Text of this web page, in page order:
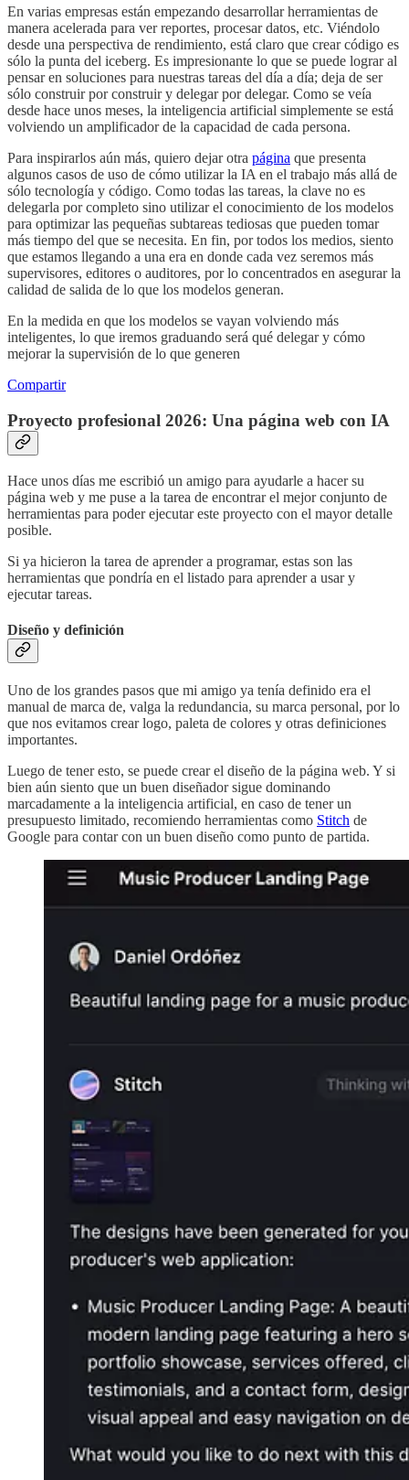
En varias empresas están empezando desarrollar herramientas de
manera acelerada para ver reportes, procesar datos, etc. Viéndolo
desde una perspectiva de rendimiento, está claro que crear código es
sólo la punta del iceberg. Es impresionante lo que se puede lograr al
pensar en soluciones para nuestras tareas del día a día; deja de ser
sólo construir por construir y delegar por delegar. Como se veía
desde hace unos meses, la inteligencia artificial simplemente se está
volviendo un amplificador de la capacidad de cada persona.
Para inspirarlos aún más, quiero dejar otra página que presenta
algunos casos de uso de cómo utilizar la IA en el trabajo más allá de
sólo tecnología y código. Como todas las tareas, la clave no es
delegarla por completo sino utilizar el conocimiento de los modelos
para optimizar las pequeñas subtareas tediosas que pueden tomar
más tiempo del que se necesita. En fin, por todos los medios, siento
que estamos llegando a una era en donde cada vez seremos más
supervisores, editores o auditores, por lo concentrados en asegurar la
calidad de salida de lo que los modelos generan.
En la medida en que los modelos se vayan volviendo más
inteligentes, lo que iremos graduando será qué delegar y cómo
mejorar la supervisión de lo que generen
Compartir
Proyecto profesional 2026: Una página web con IA
Hace unos días me escribió un amigo para ayudarle a hacer su
página web y me puse a la tarea de encontrar el mejor conjunto de
herramientas para poder ejecutar este proyecto con el mayor detalle
posible.
Si ya hicieron la tarea de aprender a programar, estas son las
herramientas que pondría en el listado para aprender a usar y
ejecutar tareas.
Diseño y definición
Uno de los grandes pasos que mi amigo ya tenía definido era el
manual de marca de, valga la redundancia, su marca personal, por lo
que nos evitamos crear logo, paleta de colores y otras definiciones
importantes.
Luego de tener esto, se puede crear el diseño de la página web. Y si
bien aún siento que un buen diseñador sigue dominando
marcadamente a la inteligencia artificial, en caso de tener un
presupuesto limitado, recomiendo herramientas como Stitch de
Google para contar con un buen diseño como punto de partida.